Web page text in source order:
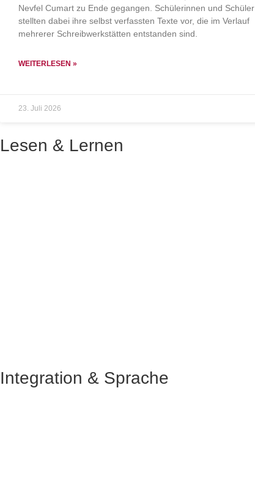
Nevfel Cumart zu Ende gegangen. Schülerinnen und Schüler
stellten dabei ihre selbst verfassten Texte vor, die im Verlauf
mehrerer Schreibwerkstätten entstanden sind.
WEITERLESEN »
23. Juli 2026
Lesen & Lernen
Integration & Sprache